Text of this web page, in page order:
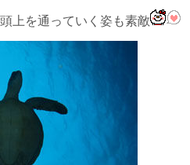
上を通っていく姿も素敵